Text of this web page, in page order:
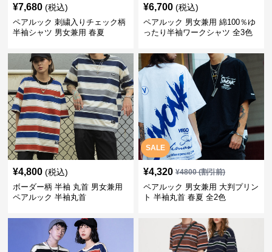
¥7,680 (税込)
ペアルック 刺繍入りチェック柄
半袖シャツ 男女兼用 春夏
¥6,700 (税込)
ペアルック 男女兼用 綿100％ゆ
ったり半袖ワークシャツ 全3色
¥4,800 (税込)
ボーダー柄 半袖 丸首 男女兼用
ペアルック 半袖丸首
SALE
¥4,320 ¥4800(割引前)
ペアルック 男女兼用 大判プリン
ト 半袖丸首 春夏 全2色